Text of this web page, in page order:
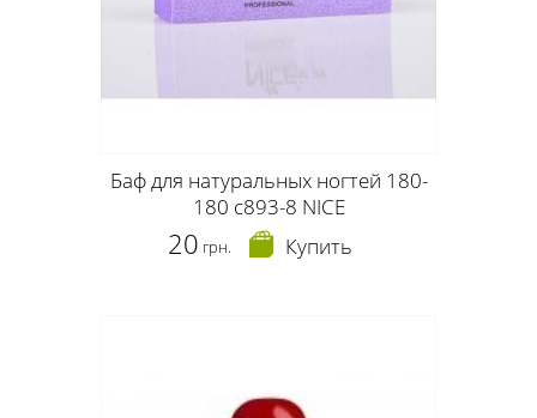
Баф для натуральных ногтей 180-
180 c893-8 NICE
20 грн. Купить